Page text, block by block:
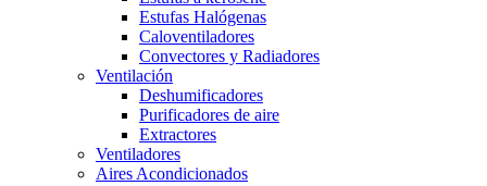
Estufas Halógenas
Caloventiladores
Convectores y Radiadores
Ventilación
Deshumificadores
Purificadores de aire
Extractores
Ventiladores
Aires Acondicionados